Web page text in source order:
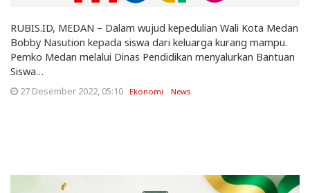
RUBIS.ID, MEDAN – Dalam wujud kepedulian Wali Kota Medan
Bobby Nasution kepada siswa dari keluarga kurang mampu.
Pemko Medan melalui Dinas Pendidikan menyalurkan Bantuan
Siswa…
27 Desember 2022, 05:10 Ekonomi News